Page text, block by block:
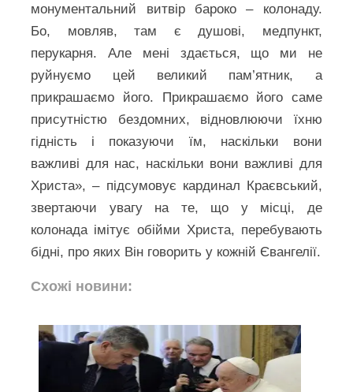
монументальний витвір бароко – колонаду.
Бо, мовляв, там є душові, медпункт,
перукарня. Але мені здається, що ми не
руйнуємо цей великий пам’ятник, а
прикрашаємо його. Прикрашаємо його саме
присутністю бездомних, відновлюючи їхню
гідність і показуючи їм, наскільки вони
важливі для нас, наскільки вони важливі для
Христа», – підсумовує кардинал Краєвський,
звертаючи увагу на те, що у місці, де
колонада імітує обійми Христа, перебувають
бідні, про яких Він говорить у кожній Євангелії.
Схожі новини: